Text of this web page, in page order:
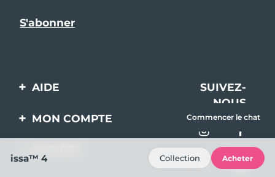
AIDE
Contactez-nous
SUIVEZ-
NOUS
MON COMPTE
Commencer le chat
issa™ 4 Collection Acheter